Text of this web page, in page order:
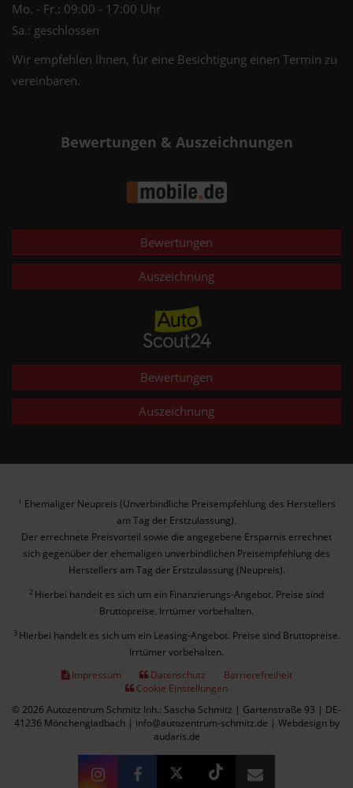
Mo. - Fr.: 09:00 - 17:00 Uhr
Sa.: geschlossen
Wir empfehlen Ihnen, für eine Besichtigung einen Termin zu
vereinbaren.
Bewertungen & Auszeichnungen
Bewertungen
Auszeichnung
Bewertungen
Auszeichnung
1 Ehemaliger Neupreis (Unverbindliche Preisempfehlung des Herstellers
am Tag der Erstzulassung).
Der errechnete Preisvorteil sowie die angegebene Ersparnis errechnet
sich gegenüber der ehemaligen unverbindlichen Preisempfehlung des
Herstellers am Tag der Erstzulassung (Neupreis).
2 Hierbei handelt es sich um ein Finanzierungs-Angebot. Preise sind
Bruttopreise. Irrtümer vorbehalten.
3 Hierbei handelt es sich um ein Leasing-Angebot. Preise sind Bruttopreise.
Irrtümer vorbehalten.
Impressum
Datenschutz
Barrierefreiheit
Cookie Einstellungen
© 2026 Autozentrum Schmitz Inh.: Sascha Schmitz | Gartenstraße 93 | DE-
41236 Mönchengladbach | info@autozentrum-schmitz.de | Webdesign by
audaris.de